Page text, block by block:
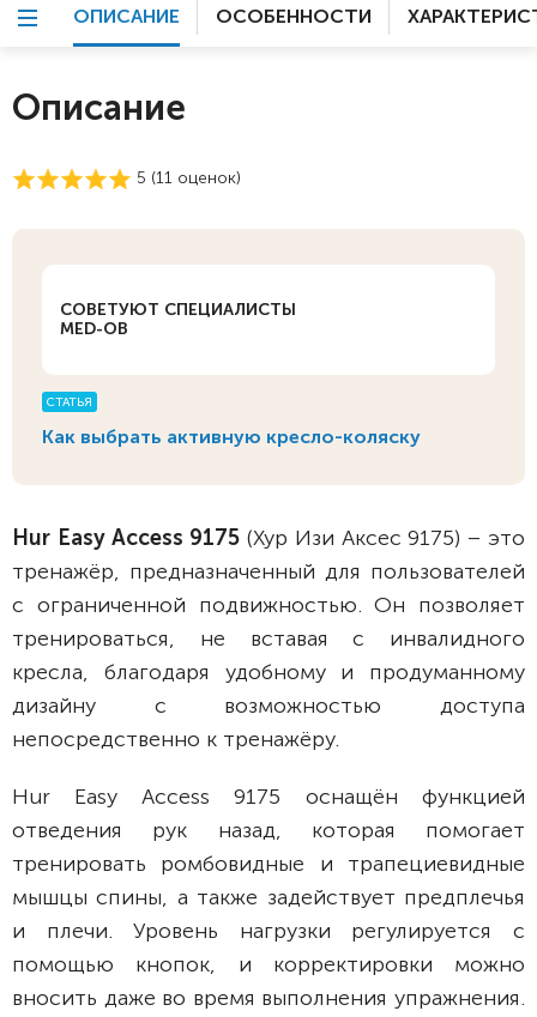
ОПИСАНИЕ ОСОБЕННОСТИ
Описание
5 (11 оценок)
СОВЕТУЮТ СПЕЦИАЛИСТЫ
MED-OB
СТАТЬЯ
Как выбрать активную кресло-коляску
Hur Easy Access 9175(Хур Изи Аксес 9175) – это
тренажёр, предназначенный для пользователей
с ограниченной подвижностью. Он позволяет
тренироваться, не вставая с инвалидного
кресла, благодаря удобному и продуманному
дизайну с возможностью доступа
непосредственно к тренажёру.
Hur Easy Access 9175 оснащён функцией
отведения рук назад, которая помогает
тренировать ромбовидные и трапециевидные
мышцы спины, а также задействует предплечья
и плечи. Уровень нагрузки регулируется с
помощью кнопок, и корректировки можно
вносить даже во время выполнения упражнения.